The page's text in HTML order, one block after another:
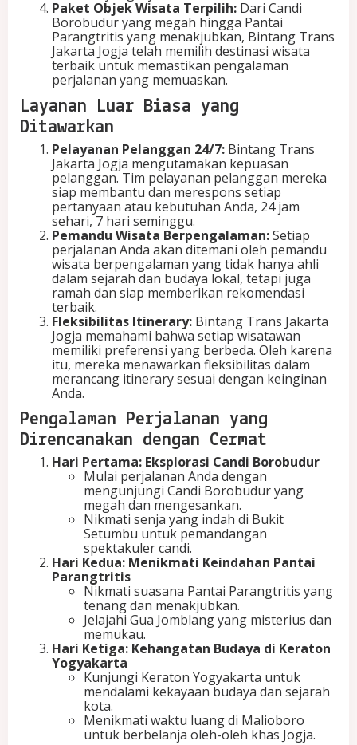
i
a
l
,
L
a
y
a
n
L
u
a
r
B
a
s
a
!
Paket Objek Wisata Terpilih: Dari Candi
Borobudur yang megah hingga Pantai
Parangtritis yang menakjubkan, Bintang Trans
Jakarta Jogja telah memilih destinasi wisata
terbaik untuk memastikan pengalaman
perjalanan yang memuaskan.
Layanan Luar Biasa yang
Ditawarkan
Pelayanan Pelanggan 24/7: Bintang Trans
Jakarta Jogja mengutamakan kepuasan
pelanggan. Tim pelayanan pelanggan mereka
siap membantu dan merespons setiap
pertanyaan atau kebutuhan Anda, 24 jam
sehari, 7 hari seminggu.
Pemandu Wisata Berpengalaman:Setiap
perjalanan Anda akan ditemani oleh pemandu
wisata berpengalaman yang tidak hanya ahli
dalam sejarah dan budaya lokal, tetapi juga
ramah dan siap memberikan rekomendasi
terbaik.
Fleksibilitas Itinerary: Bintang Trans Jakarta
Jogja memahami bahwa setiap wisatawan
memiliki preferensi yang berbeda. Oleh karena
itu, mereka menawarkan fleksibilitas dalam
merancang itinerary sesuai dengan keinginan
Anda.
Pengalaman Perjalanan yang
Direncanakan dengan Cermat
Hari Pertama: Eksplorasi Candi Borobudur
Mulai perjalanan Anda dengan
mengunjungi Candi Borobudur yang
megah dan mengesankan.
Nikmati senja yang indah di Bukit
Setumbu untuk pemandangan
spektakuler candi.
Hari Kedua: Menikmati Keindahan Pantai
Parangtritis
Nikmati suasana Pantai Parangtritis yang
tenang dan menakjubkan.
Jelajahi Gua Jomblang yang misterius dan
memukau.
Hari Ketiga: Kehangatan Budaya di Keraton
Yogyakarta
Kunjungi Keraton Yogyakarta untuk
mendalami kekayaan budaya dan sejarah
kota.
Menikmati waktu luang di Malioboro
untuk berbelanja oleh-oleh khas Jogja.